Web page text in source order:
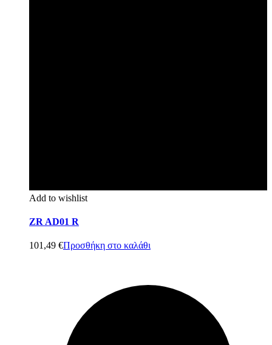
Add to wishlist
ZR AD01 R
101,49 €Προσθήκη στο καλάθι